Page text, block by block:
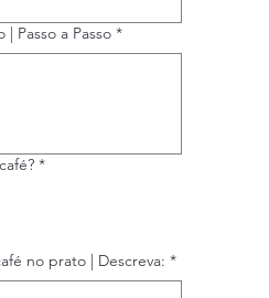
Passo a Passo *
*
no prato | Descreva: *